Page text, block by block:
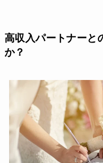
高収入パートナーと
か？